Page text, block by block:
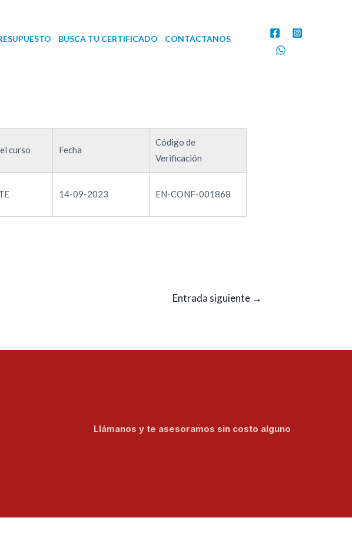
BUSCA TU CERTIFICADO
CONTÁCTANOS
curso Fecha
Código de
Verificación
14-09-2023 EN-CONF-001868
Entrada siguiente →
Llámanos y te asesoramos sin costo alguno